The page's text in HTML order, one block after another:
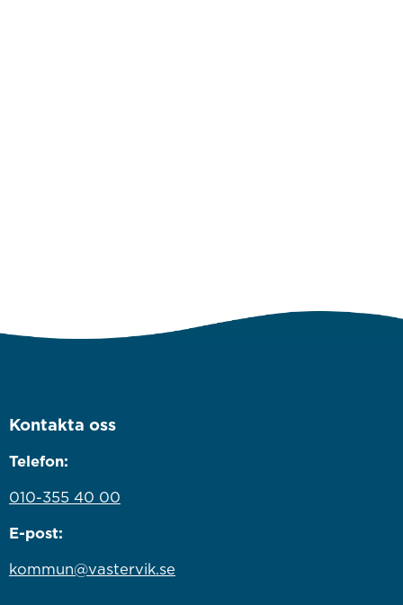
Kontakta oss
Telefon:
010-355 40 00
E-post:
kommun@vastervik.se